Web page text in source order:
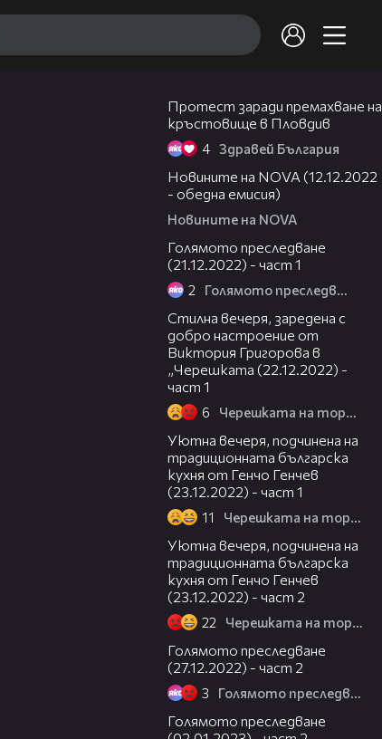
Протест заради премахване на
кръстовище в Пловдив
4 Здравей България
Новините на NOVA (12.12.2022
- обедна емисия)
Новините на NOVA
Голямото преследване
(21.12.2022) - част 1
2 Голямото преследване
Стилна вечеря, заредена с
добро настроение от
Виктория Григорова в
„Черешката (22.12.2022) -
част 1
6 Черешката на тортата
Уютна вечеря, подчинена на
традиционната българска
кухня от Генчо Генчев
(23.12.2022) - част 1
11 Черешката на тортата
Уютна вечеря, подчинена на
традиционната българска
кухня от Генчо Генчев
(23.12.2022) - част 2
22 Черешката на тортата
Голямото преследване
(27.12.2022) - част 2
3 Голямото преследване
Голямото преследване